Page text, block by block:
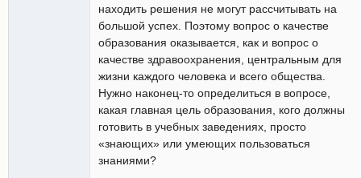
находить решения не могут рассчитывать на
большой успех. Поэтому вопрос о качестве
образования оказывается, как и вопрос о
качестве здравоохранения, центральным для
жизни каждого человека и всего общества.
Нужно наконец-то определиться в вопросе,
какая главная цель образования, кого должны
готовить в учебных заведениях, просто
«знающих» или умеющих пользоваться
знаниями?